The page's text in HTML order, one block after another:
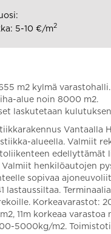
m2 kylmä
alue noin 8000 m2.
laskutetaan
Vantaalla
alueella. Valmiit
edellyttämät
Valmiit henkilöautojen
sopivaa
lastaussiltaa.
Korkeavarastot:
11m korkeaa varastoa
5000kg/m2.
5-10 €/m2